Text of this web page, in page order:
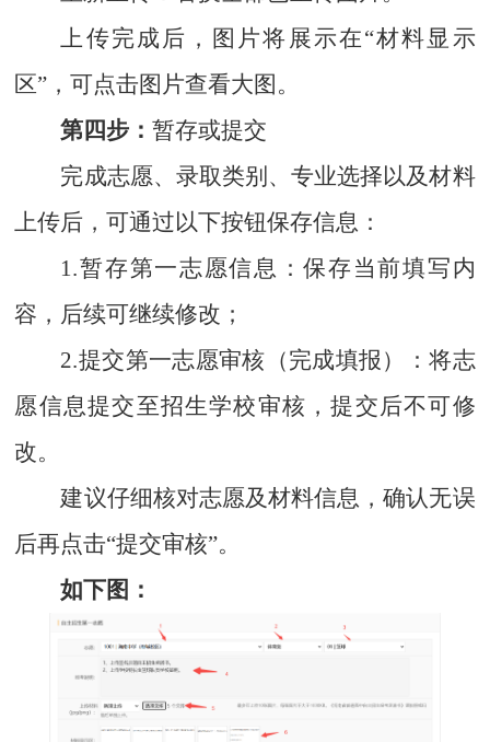
上传完成后，图片将展示在“材料显示
区”，可点击图片查看大图。
第四步：暂存或提交
完成志愿、录取类别、专业选择以及材料
上传后，可通过以下按钮保存信息：
1.暂存第一志愿信息 ：保存当前填写内
容，后续可继续修改；
2.提交第一志愿审核（完成填报）
：将志
愿信息提交至招生学校审核，提交后不可修
改。
建议仔细核对志愿及材料信息，确认无误
后再点击“提交审核”。
如下图：